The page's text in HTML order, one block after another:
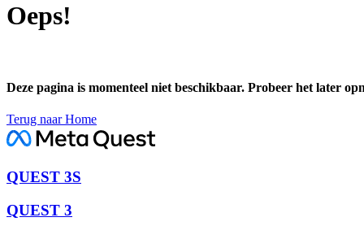
Oeps!
Deze pagina is momenteel niet beschikbaar. Probeer het later
Terug naar Home
QUEST 3S
QUEST 3